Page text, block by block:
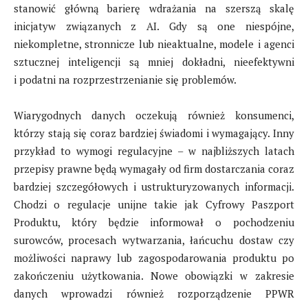
stanowić główną barierę wdrażania na szerszą skalę
inicjatyw związanych z AI. Gdy są one niespójne,
niekompletne, stronnicze lub nieaktualne, modele i agenci
sztucznej inteligencji są mniej dokładni, nieefektywni
i podatni na rozprzestrzenianie się problemów.
Wiarygodnych danych oczekują również konsumenci,
którzy stają się coraz bardziej świadomi i wymagający. Inny
przykład to wymogi regulacyjne – w najbliższych latach
przepisy prawne będą wymagały od firm dostarczania coraz
bardziej szczegółowych i ustrukturyzowanych informacji.
Chodzi o regulacje unijne takie jak Cyfrowy Paszport
Produktu, który będzie informował o pochodzeniu
surowców, procesach wytwarzania, łańcuchu dostaw czy
możliwości naprawy lub zagospodarowania produktu po
zakończeniu użytkowania. Nowe obowiązki w zakresie
danych wprowadzi również rozporządzenie PPWR